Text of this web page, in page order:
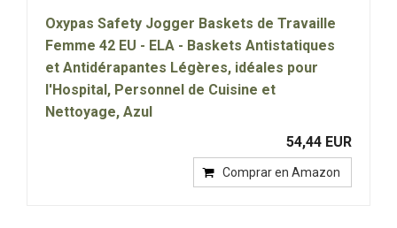
Oxypas Safety Jogger Baskets de Travaille
Femme 42 EU - ELA - Baskets Antistatiques
et Antidérapantes Légères, idéales pour
l'Hospital, Personnel de Cuisine et
Nettoyage, Azul
54,44 EUR
Comprar en Amazon